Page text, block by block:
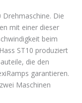
Drehmaschine. Die
mit einer dieser
beim
ST10 produziert
die den
garantieren.
Maschinen